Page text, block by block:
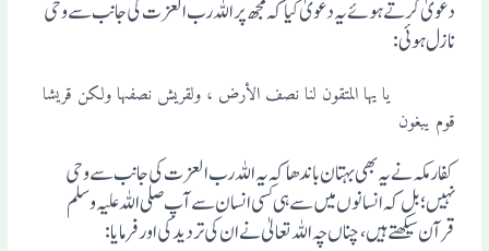
دعویٰ کرتے ہوئے یہ دعویٰ کیا کہ مجھ پراللہ رب العزت کی جانب سے وحی
نازل ہوئی :
یا یہا المتقون لنا نصف الأرض ، ولقریش نصفہا ولکن قریشا
قوم یبغون
کفار مکہ نے یہ بھی بہتان باندھا کہ یہ اللہ رب العزت کی جانب سے وحی
نہیں؛بل کہ انسانوں میں سے ہی کسی انسان سے آپ صلی اللہ علیہ وسلم
قرآن سیکھتے ہیں،چناں چہ اللہ تعالیٰ نے ان کی تردید کی اورفرمایا :